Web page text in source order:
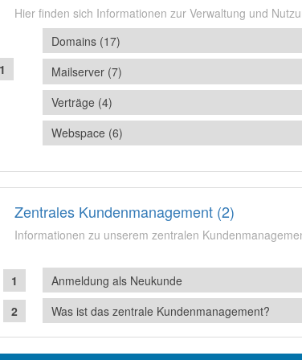
Hier finden sich Informationen zur Verwaltung und
Domains (17)
Mailserver (7)
Verträge (4)
Webspace (6)
Zentrales Kundenmanagement (2)
Informationen zu unserem zentralen
Anmeldung als Neukunde
Was ist das zentrale Kundenmanagement?